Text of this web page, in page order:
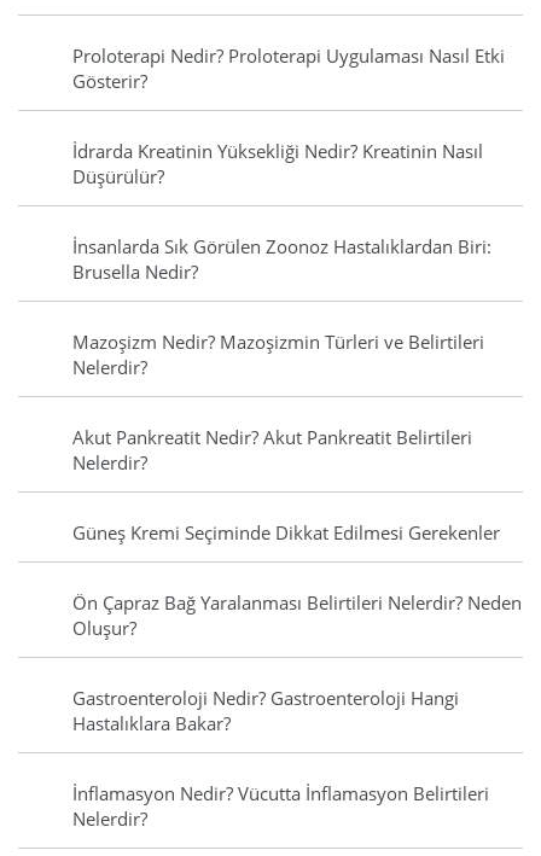
Proloterapi Nedir? Proloterapi Uygulaması Nasıl Etki
Gösterir?
İdrarda Kreatinin Yüksekliği Nedir? Kreatinin Nasıl
Düşürülür?
İnsanlarda Sık Görülen Zoonoz Hastalıklardan Biri:
Brusella Nedir?
Mazoşizm Nedir? Mazoşizmin Türleri ve Belirtileri
Nelerdir?
Akut Pankreatit Nedir? Akut Pankreatit Belirtileri
Nelerdir?
Güneş Kremi Seçiminde Dikkat Edilmesi Gerekenler
Ön Çapraz Bağ Yaralanması Belirtileri Nelerdir? Neden
Oluşur?
Gastroenteroloji Nedir? Gastroenteroloji Hangi
Hastalıklara Bakar?
İnflamasyon Nedir? Vücutta İnflamasyon Belirtileri
Nelerdir?